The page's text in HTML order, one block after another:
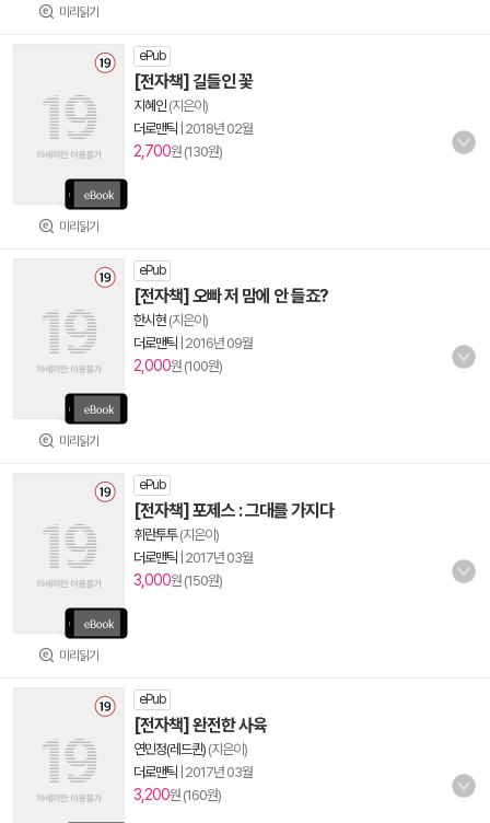
미리읽기
미리읽기
ePub
[전자책] 길들인 꽃
지혜인 (지은이)
더로맨틱 2018년 02월
2,700원 (130원)
미리읽기
ePub
[전자책] 오빠 저 맘에 안 들죠?
한시현 (지은이)
더로맨틱 2016년 09월
2,000원 (100원)
미리읽기
ePub
[전자책] 포제스 : 그대를 가지다
휘란투투(지은이)
더로맨틱 2017년 03월
3,000원 (150원)
ePub
[전자책] 완전한 사육
연민정(레드퀸) (지은이)
더로맨틱 2017년 03월
3,200원 (160원)